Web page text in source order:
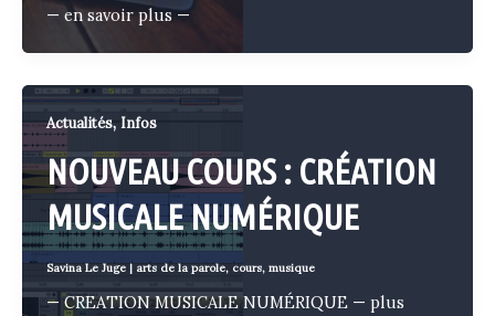
— en savoir plus —
Actualités, Infos
NOUVEAU COURS : CRÉATION
MUSICALE NUMÉRIQUE
Savina Le Juge | arts de la parole, cours, musique
— CREATION MUSICALE NUMÉRIQUE — plus